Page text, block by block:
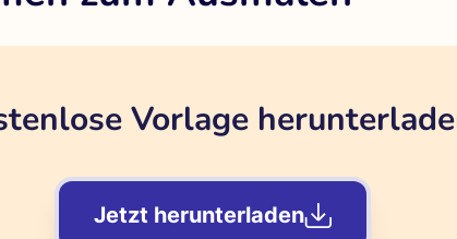
Vorlage
Jetzt herunterladen